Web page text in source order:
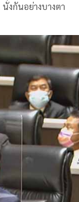
งกันอย่างบางตา